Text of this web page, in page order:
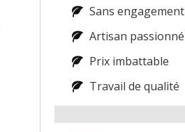
Sans engagement
Artisan passionné
Prix imbattable
Travail de qualité